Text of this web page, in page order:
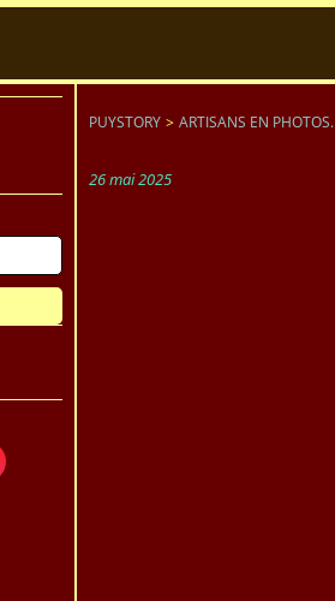
PUYSTORY > ARTISANS EN PHOTOS.
26 mai 2025